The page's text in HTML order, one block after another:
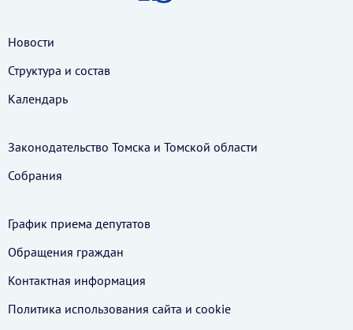
Новости
Структура и состав
Календарь
Законодательство Томска и Томской области
Собрания
График приема депутатов
Обращения граждан
Контактная информация
Политика использования cайта и cookie